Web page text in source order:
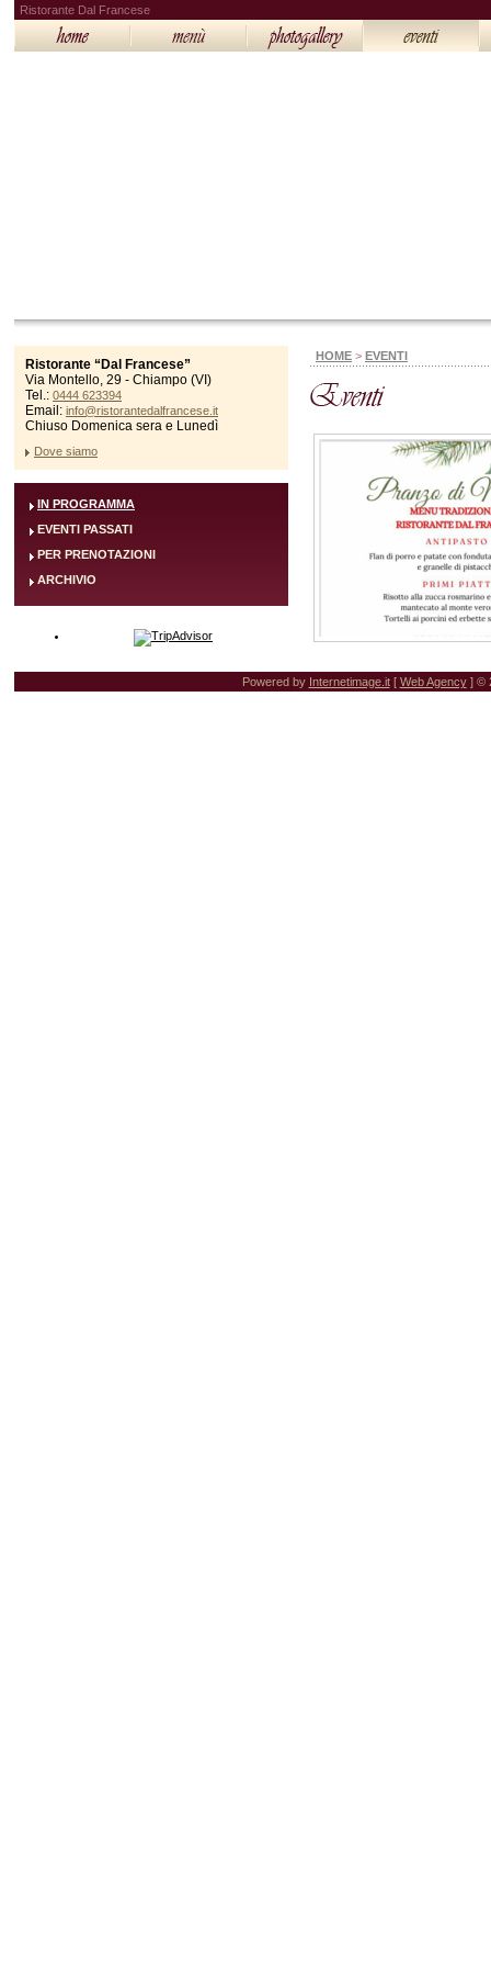
Ristorante Dal Francese
Ristorante “Dal Francese”
Via Montello, 29 - Chiampo (VI)
Tel.: 0444 623394
Email: info@ristorantedalfrancese.it
Chiuso Domenica sera e Lunedì
Dove siamo
IN PROGRAMMA
EVENTI PASSATI
PER PRENOTAZIONI
ARCHIVIO
HOME > EVENTI
Powered by Internetimage.it[ Web Agency] ©